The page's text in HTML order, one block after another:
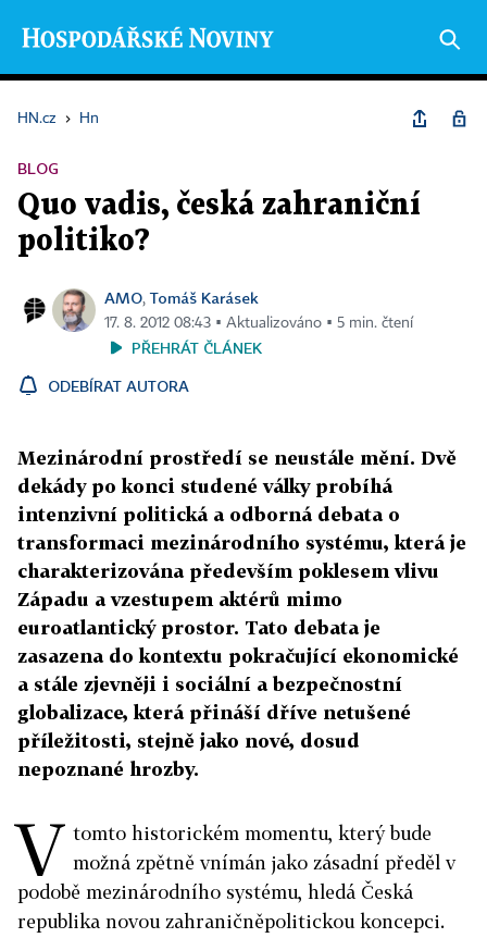
HN.cz › Hn
BLOG
Quo vadis, česká zahraniční
politiko?
AMO, Tomáš Karásek
17. 8. 2012 08:43 ▪ Aktualizováno ▪ 5 min. čtení
PŘEHRÁT ČLÁNEK
ODEBÍRAT AUTORA
Mezinárodní prostředí se neustále mění. Dvě
dekády po konci studené války probíhá
intenzivní politická a odborná debata o
transformaci mezinárodního systému, která je
charakterizována především poklesem vlivu
Západu a vzestupem aktérů mimo
euroatlantický prostor. Tato debata je
zasazena do kontextu pokračující ekonomické
a stále zjevněji i sociální a bezpečnostní
globalizace, která přináší dříve netušené
příležitosti, stejně jako nové, dosud
nepoznané hrozby.
V tomto historickém momentu, který bude
možná zpětně vnímán jako zásadní předěl v
podobě mezinárodního systému, hledá Česká
republika novou zahraničněpolitickou koncepci.